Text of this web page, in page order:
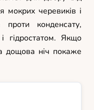
мокрих черевиків і
проти конденсату,
гідростатом. Якщо
дощова ніч покаже